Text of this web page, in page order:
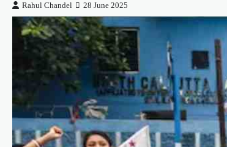
Rahul Chandel 28 June 2025